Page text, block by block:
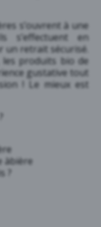
s’ouvrent à une
s’effectuent en
un retrait sécurisé.
les produits bio de
gustative tout
! Le mieux est
àbière
?